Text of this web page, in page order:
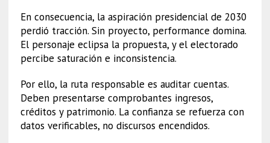
En consecuencia, la aspiración presidencial de 2030
perdió tracción. Sin proyecto, performance domina.
El personaje eclipsa la propuesta, y el electorado
percibe saturación e inconsistencia.
Por ello, la ruta responsable es auditar cuentas.
Deben presentarse comprobantes ingresos,
créditos y patrimonio. La confianza se refuerza con
datos verificables, no discursos encendidos.